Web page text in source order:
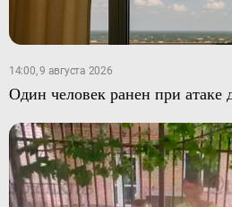
14:00, 9 августа 2026
Один человек ранен при атаке